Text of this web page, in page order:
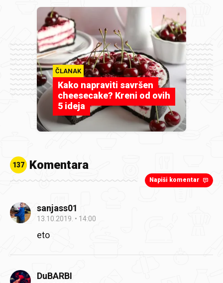
ČLANAK
Kako napraviti savršen
cheesecake? Kreni od ovih
5 ideja
137 Komentara
Napiši komentar
sanjass01
13.10.2019. 14:00
eto
DuBARBI